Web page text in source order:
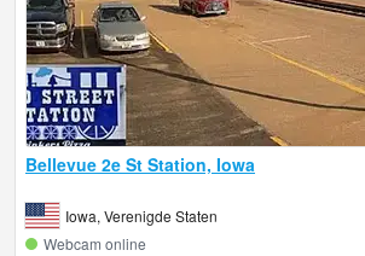
Bellevue 2e St Station, Iowa
Iowa, Verenigde Staten
Webcam online